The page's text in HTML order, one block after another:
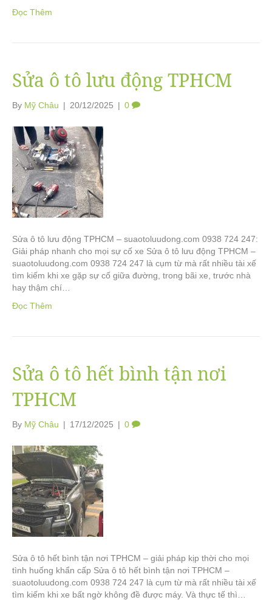
Đọc Thêm
Sửa ô tô lưu động TPHCM
By Mỹ Châu | 20/12/2025 | 0
Sửa ô tô lưu động TPHCM – suaotoluudong.com 0938 724 247:
Giải pháp nhanh cho mọi sự cố xe Sửa ô tô lưu động TPHCM –
suaotoluudong.com 0938 724 247 là cụm từ mà rất nhiều tài xế
tìm kiếm khi xe gặp sự cố giữa đường, trong bãi xe, trước nhà
hay thậm chí…
Đọc Thêm
Sửa ô tô hết bình tận nơi
TPHCM
By Mỹ Châu | 17/12/2025 | 0
Sửa ô tô hết bình tận nơi TPHCM – giải pháp kịp thời cho mọi
tình huống khẩn cấp Sửa ô tô hết bình tận nơi TPHCM –
suaotoluudong.com 0938 724 247 là cụm từ mà rất nhiều tài xế
tìm kiếm khi xe bất ngờ không đề được máy. Và thực tế thì…